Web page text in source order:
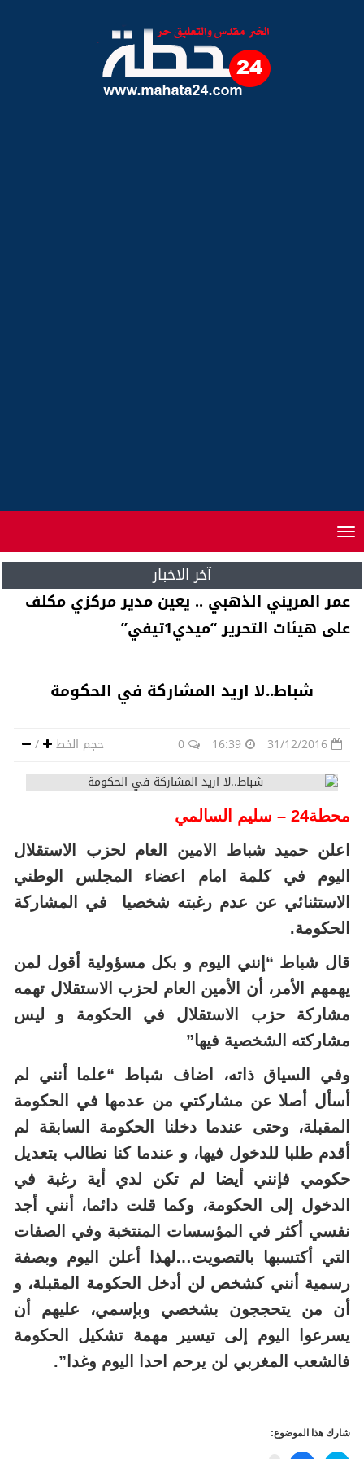
Toggle
navigation
آخر الاخبار
أنـفلوانزا خطيرة .. تصيب المغاربة لا تنفع معها
اللقاحات و الأطباء يدقون ناقوس الخطر
شباط..لا اريد المشاركة في الحكومة
حجم الخط / 31/12/2016
16:39
0
محطة24 – سليم السالمي
اعلن حميد شباط الامين العام لحزب الاستقلال
اليوم في كلمة امام اعضاء المجلس الوطني
الاستثنائي عن عدم رغبته شخصيا في المشاركة
الحكومة.
قال شباط “إنني اليوم و بكل مسؤولية أقول لمن
يهمهم الأمر، أن الأمين العام لحزب الاستقلال تهمه
مشاركة حزب الاستقلال في الحكومة و ليس
مشاركته الشخصية فيها”
وفي السياق ذاته، اضاف شباط “علما أنني لم
أسأل أصلا عن مشاركتي من عدمها في الحكومة
المقبلة، وحتى عندما دخلنا الحكومة السابقة لم
أقدم طلبا للدخول فيها، و عندما كنا نطالب بتعديل
حكومي فإنني أيضا لم تكن لدي أية رغبة في
الدخول إلى الحكومة، وكما قلت دائما، أنني أجد
نفسي أكثر في المؤسسات المنتخبة وفي الصفات
التي أكتسبها بالتصويت…لهذا أعلن اليوم وبصفة
رسمية أنني كشخص لن أدخل الحكومة المقبلة، و
أن من يتحججون بشخصي وبإسمي، عليهم أن
يسرعوا اليوم إلى تيسير مهمة تشكيل الحكومة
فالشعب المغربي لن يرحم احدا اليوم وغدا”.
شارك هذا الموضوع: